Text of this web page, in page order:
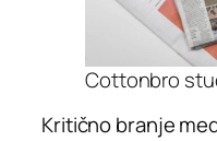
Cottonbro
Kritično branje